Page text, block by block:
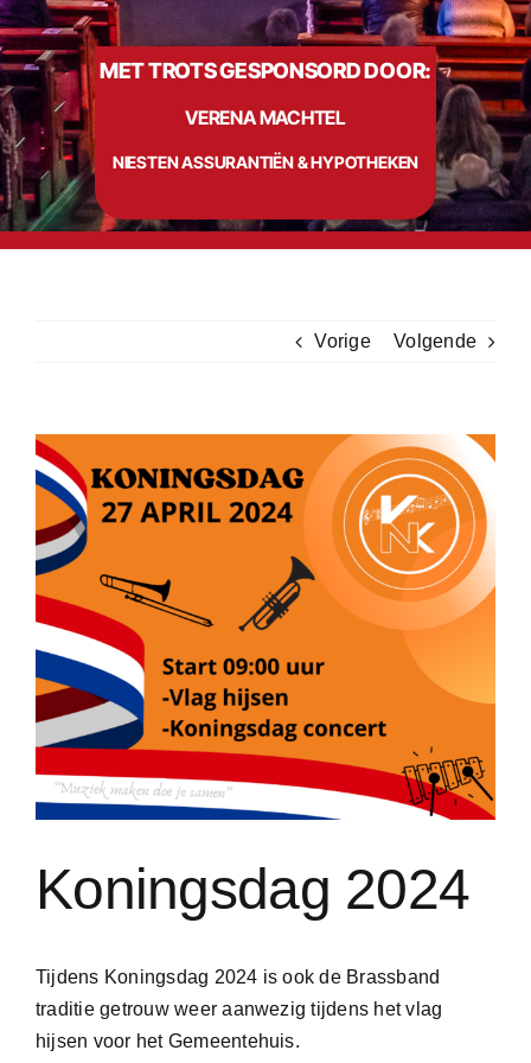
MET TROTS GESPONSORD DOOR:
VERENA MACHTEL
NIESTEN ASSURANTIËN & HYPOTHEKEN
Info
Contact
Vorige Volgende
Bekijk
grotere
afbeelding
Koningsdag 2024
Tijdens Koningsdag 2024 is ook de Brassband
traditie getrouw weer aanwezig tijdens het vlag
hijsen voor het Gemeentehuis.